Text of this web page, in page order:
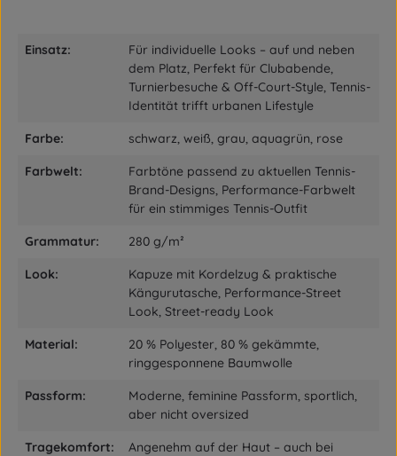
Einsatz:
Für individuelle Looks – auf und neben
dem Platz, Perfekt für Clubabende,
Turnierbesuche & Off-Court-Style, Tennis-
Identität trifft urbanen Lifestyle
Farbe: schwarz, weiß, grau, aquagrün, rose
Farbwelt:
Farbtöne passend zu aktuellen Tennis-
Brand-Designs, Performance-Farbwelt
für ein stimmiges Tennis-Outfit
Grammatur: 280 g/m²
Look:
Kapuze mit Kordelzug & praktische
Kängurutasche, Performance-Street
Look, Street-ready Look
Material:
20 % Polyester, 80 % gekämmte,
ringgesponnene Baumwolle
Passform:
Moderne, feminine Passform, sportlich,
aber nicht oversized
Tragekomfort:
Angenehm auf der Haut – auch bei